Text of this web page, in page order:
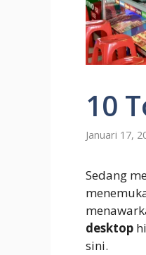
10
Januari 17,
Sedang
desktop
sini.